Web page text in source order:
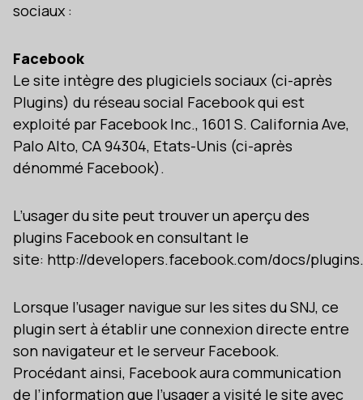
sociaux :
Facebook
Le site intègre des plugiciels sociaux (ci-après
Plugins) du réseau social Facebook qui est
exploité par Facebook Inc., 1601 S. California Ave,
Palo Alto, CA 94304, Etats-Unis (ci-après
dénommé Facebook).
L’usager du site peut trouver un aperçu des
plugins Facebook en consultant le
site: http://developers.facebook.com/docs/plugins.
Lorsque l’usager navigue sur les sites du SNJ, ce
plugin sert à établir une connexion directe entre
son navigateur et le serveur Facebook.
Procédant ainsi, Facebook aura communication
de l’information que l’usager a visité le site avec